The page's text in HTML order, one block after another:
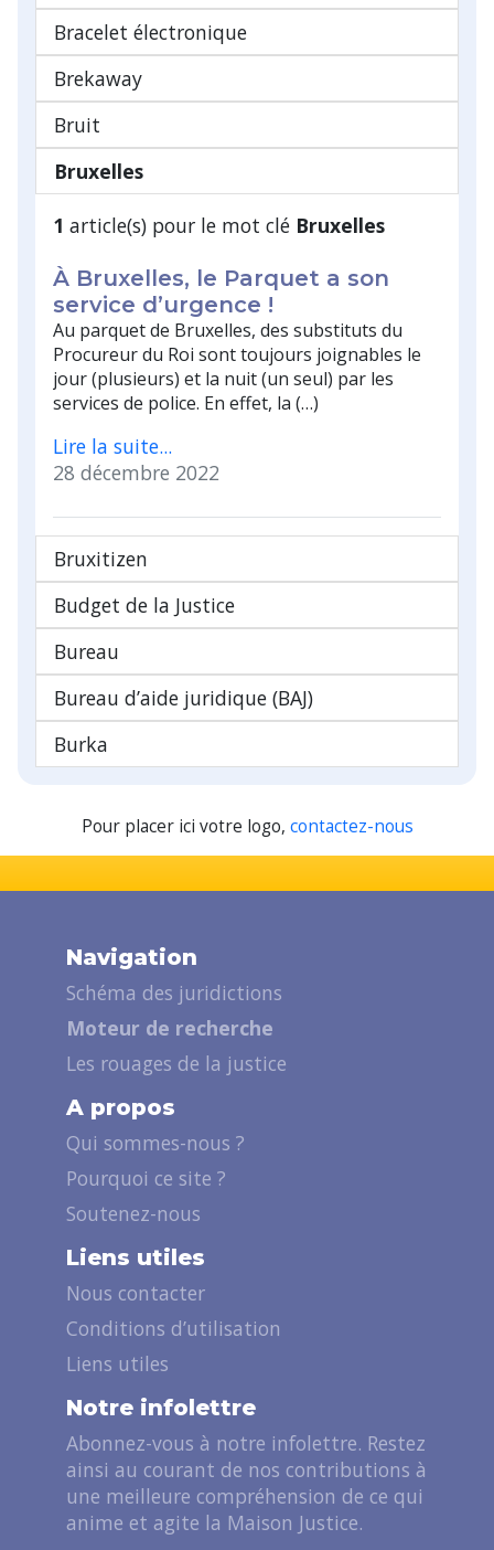
Bracelet électronique
Brekaway
Bruit
Bruxelles
1 article(s) pour le mot clé Bruxelles
À Bruxelles, le Parquet a son
service d’urgence !
Au parquet de Bruxelles, des substituts du
Procureur du Roi sont toujours joignables le
jour (plusieurs) et la nuit (un seul) par les
services de police. En effet, la (…)
Lire la suite...
28 décembre 2022
Bruxitizen
Budget de la Justice
Bureau
Bureau d’aide juridique (BAJ)
Burka
Pour placer ici votre logo, contactez-nous
Navigation
Schéma des juridictions
Moteur de recherche
Les rouages de la justice
A propos
Qui sommes-nous ?
Pourquoi ce site ?
Soutenez-nous
Liens utiles
Nous contacter
Conditions d’utilisation
Liens utiles
Notre infolettre
Abonnez-vous à notre infolettre. Restez
ainsi au courant de nos contributions à
une meilleure compréhension de ce qui
anime et agite la Maison Justice.